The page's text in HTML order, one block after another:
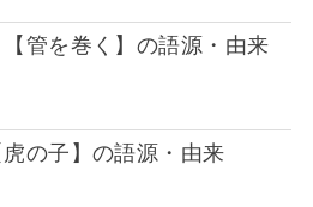
管を巻く】の語源・由来
の子】の語源・由来